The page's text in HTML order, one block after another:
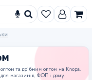
Знайти
та дрібним оптом на Knopa.
для магазинів, ФОП і дому.